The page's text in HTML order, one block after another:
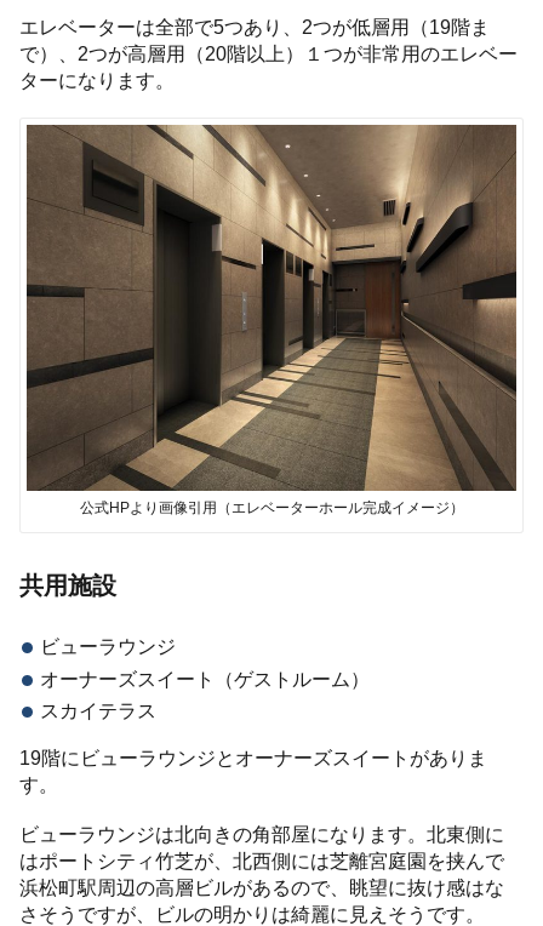
エレベーターは全部で5つあり、2つが低層用（19階ま
で）、2つが高層用（20階以上）１つが非常用のエレベー
ターになります。
公式HPより画像引用（エレベーターホール完成イメージ）
共用施設
ビューラウンジ
オーナーズスイート（ゲストルーム）
スカイテラス
19階にビューラウンジとオーナーズスイートがありま
す。
ビューラウンジは北向きの角部屋になります。北東側に
はポートシティ竹芝が、北西側には芝離宮庭園を挟んで
浜松町駅周辺の高層ビルがあるので、眺望に抜け感はな
さそうですが、ビルの明かりは綺麗に見えそうです。